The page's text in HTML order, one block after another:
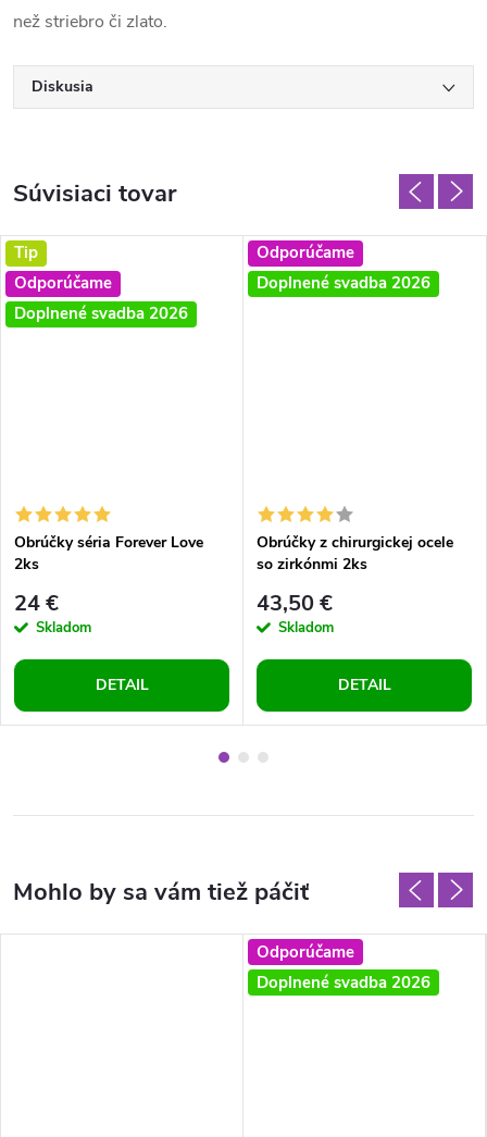
než striebro či zlato.
Diskusia
Súvisiaci tovar
Tip
Odporúčame
Doplnené svadba 2026
Obrúčky séria Forever Love
2ks
24 €
Skladom
DETAIL
Odporúčame
Doplnené svadba 2026
Obrúčky z chirurgickej ocele
so zirkónmi 2ks
43,50 €
Skladom
DETAIL
Odporúčame
Doplnené svadba 2026